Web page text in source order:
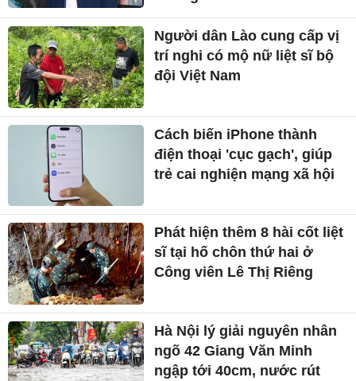
Người dân Lào cung cấp vị
trí nghi có mộ nữ liệt sĩ bộ
đội Việt Nam
Cách biến iPhone thành
điện thoại 'cục gạch', giúp
trẻ cai nghiện mạng xã hội
Phát hiện thêm 8 hài cốt liệt
sĩ tại hố chôn thứ hai ở
Công viên Lê Thị Riêng
Hà Nội lý giải nguyên nhân
ngõ 42 Giang Văn Minh
ngập tới 40cm, nước rút